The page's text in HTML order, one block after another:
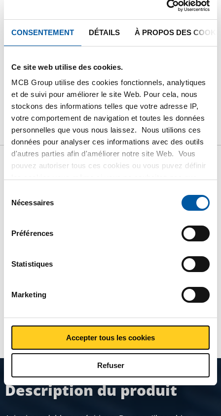
CONSENTEMENT DÉTAILS À PROPOS DES
Ce site web utilise des cookies.
MCB Group utilise des cookies fonctionnels, analytiques
et de suivi pour améliorer le site Web. Pour cela, nous
stockons des informations telles que votre adresse IP,
votre comportement de navigation et toutes les données
personnelles que vous nous laissez. Nous utilions ces
données pour analyser ces informations avec des outils
d'autres parties afin d'améliorer notre site Web. Vous
pouvez autoriser tous ces cookies ou vous puvez définir
plus d'informations sur les cookies que nous conservons
et les parties avec lesquelles nous travaillons dans notre
règlementICI
Nécessaires
Préférences
Statistiques
Marketing
Accepter tous les cookies
Refuser
Suivez votre commande avec Track&Trace
PRODUIT
DESCRIPTION DU PRODUIT
LISTE DE PRIX BRUT
TÉLÉCHARGEMENTS
CARACTÉRISTIQUES
Liste de prix bruts: Inox
1.4301(304) tube ronde
soudé laser g320 non-
MONTRER PLUS
Description du produit